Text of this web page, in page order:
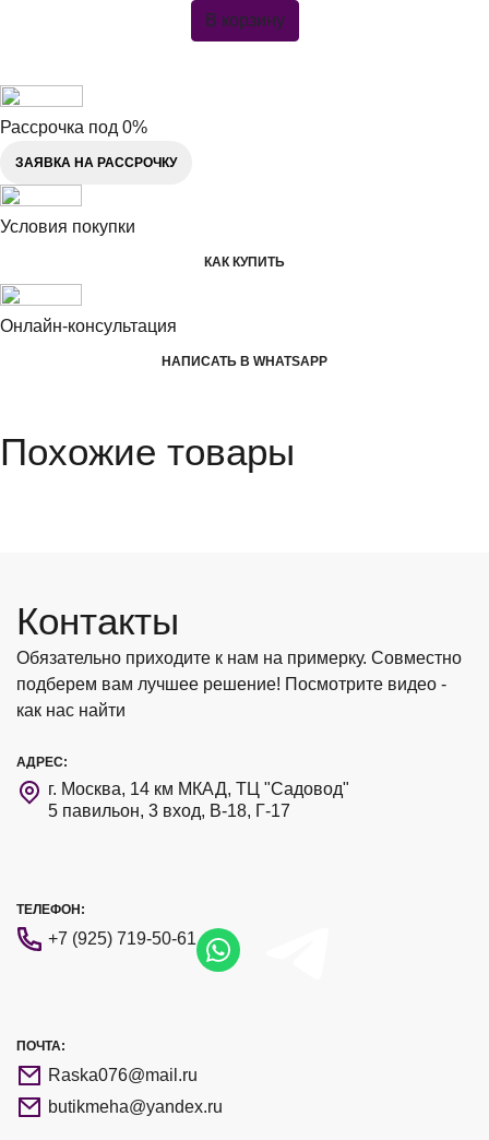
В корзину
Рассрочка под 0%
ЗАЯВКА НА РАССРОЧКУ
Условия покупки
КАК КУПИТЬ
Онлайн-консультация
НАПИСАТЬ В WHATSAPP
Похожие товары
Контакты
Обязательно приходите к нам на примерку. Совместно
подберем вам лучшее решение! Посмотрите видео -
как нас найти
АДРЕС:
г. Москва, 14 км МКАД, ТЦ "Садовод"
5 павильон, 3 вход, В-18, Г-17
ТЕЛЕФОН:
+7 (925) 719-50-61
ПОЧТА:
Raska076@mail.ru
butikmeha@yandex.ru